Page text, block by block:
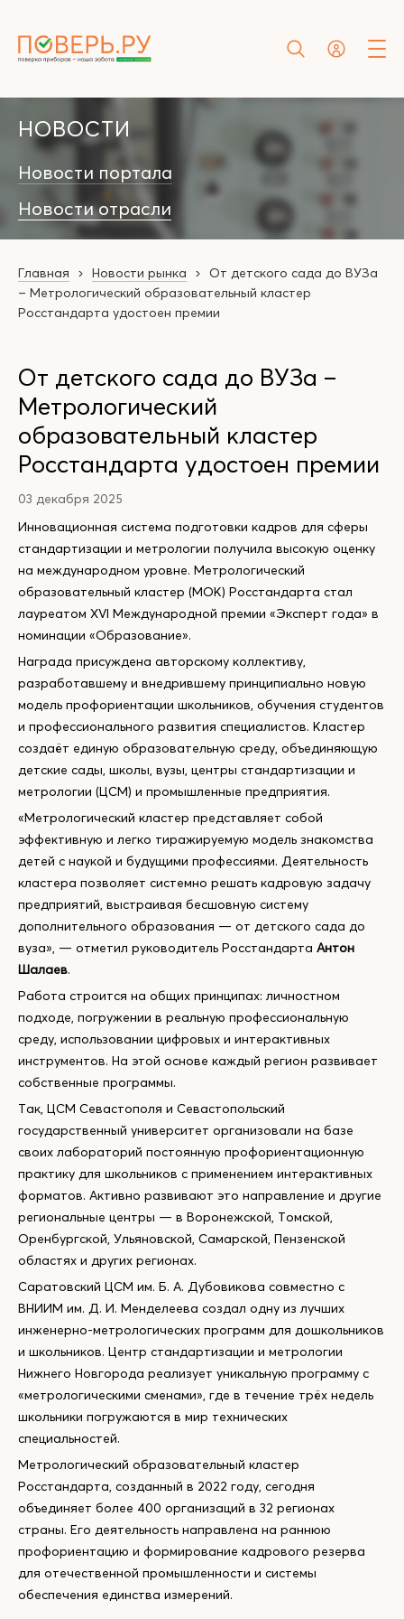
НОВОСТИ
Новости портала
Новости отрасли
Главная Новости рынка
От детского сада до ВУЗа
– Метрологический образовательный кластер
Росстандарта удостоен премии
От детского сада до ВУЗа –
Метрологический
образовательный кластер
Росстандарта удостоен премии
03 декабря 2025
Инновационная система подготовки кадров для сферы
стандартизации и метрологии получила высокую оценку
на международном уровне. Метрологический
образовательный кластер (МОК) Росстандарта стал
лауреатом XVI Международной премии «Эксперт года» в
номинации «Образование».
Награда присуждена авторскому коллективу,
разработавшему и внедрившему принципиально новую
модель профориентации школьников, обучения студентов
и профессионального развития специалистов. Кластер
создаёт единую образовательную среду, объединяющую
детские сады, школы, вузы, центры стандартизации и
метрологии (ЦСМ) и промышленные предприятия.
«Метрологический кластер представляет собой
эффективную и легко тиражируемую модель знакомства
детей с наукой и будущими профессиями. Деятельность
кластера позволяет системно решать кадровую задачу
предприятий, выстраивая бесшовную систему
дополнительного образования — от детского сада до
вуза», — отметил руководитель Росстандарта Антон
Шалаев.
Работа строится на общих принципах: личностном
подходе, погружении в реальную профессиональную
среду, использовании цифровых и интерактивных
инструментов. На этой основе каждый регион развивает
собственные программы.
Так, ЦСМ Севастополя и Севастопольский
государственный университет организовали на базе
своих лабораторий постоянную профориентационную
практику для школьников с применением интерактивных
форматов. Активно развивают это направление и другие
региональные центры — в Воронежской, Томской,
Оренбургской, Ульяновской, Самарской, Пензенской
областях и других регионах.
Саратовский ЦСМ им. Б. А. Дубовикова совместно с
ВНИИМ им. Д. И. Менделеева создал одну из лучших
инженерно-метрологических программ для дошкольников
и школьников. Центр стандартизации и метрологии
Нижнего Новгорода реализует уникальную программу с
«метрологическими сменами», где в течение трёх недель
школьники погружаются в мир технических
специальностей.
Метрологический образовательный кластер
Росстандарта, созданный в 2022 году, сегодня
объединяет более 400 организаций в 32 регионах
страны. Его деятельность направлена на раннюю
профориентацию и формирование кадрового резерва
для отечественной промышленности и системы
обеспечения единства измерений.